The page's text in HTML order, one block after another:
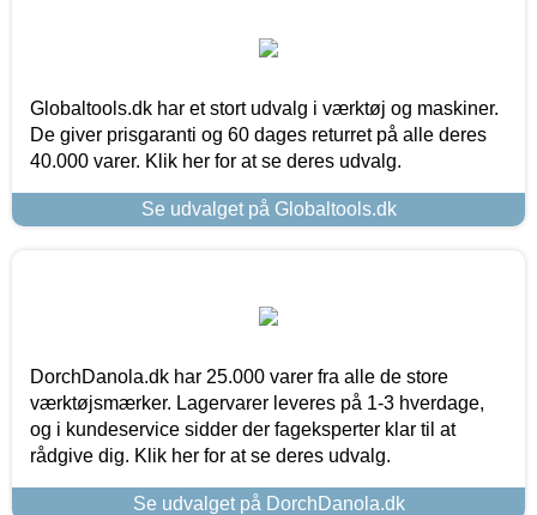
Globaltools.dk har et stort udvalg i værktøj og maskiner.
De giver prisgaranti og 60 dages returret på alle deres
40.000 varer. Klik her for at se deres udvalg.
Se udvalget på Globaltools.dk
DorchDanola.dk har 25.000 varer fra alle de store
værktøjsmærker. Lagervarer leveres på 1-3 hverdage,
og i kundeservice sidder der fageksperter klar til at
rådgive dig. Klik her for at se deres udvalg.
Se udvalget på DorchDanola.dk